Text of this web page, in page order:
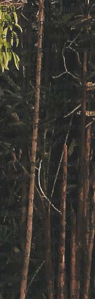
Entrando no assunto
não mais pode se
casamento, e que a
Em que tipo de
Uma das opções
família. Existe uma
voltarmos aos nossos
episcopais, seja os
Aqui emPotosí
, por
decenal, e um dos
Se eu sou um católico
Porque, em muitas
Nós temos diferentes
Bolívia, no leste do
mesmo 15 ou 20 anos
vida da paróquia, na
vida de casado.
Na prática, eles já
todos os sinais de uma